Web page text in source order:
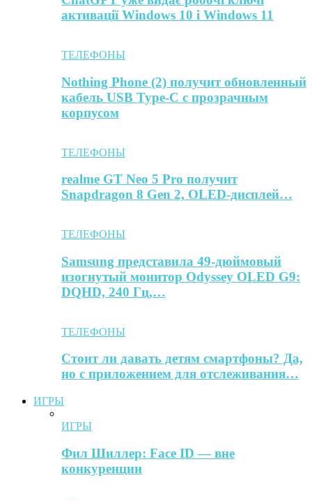
активації Windows 10 і Windows 11
ТЕЛЕФОНЫ
Nothing Phone (2) получит обновленный
кабель USB Type-C с прозрачным
корпусом
ТЕЛЕФОНЫ
realme GT Neo 5 Pro получит
Snapdragon 8 Gen 2, OLED-дисплей…
ТЕЛЕФОНЫ
Samsung представила 49-дюймовый
изогнутый монитор Odyssey OLED G9:
DQHD, 240 Гц,…
ТЕЛЕФОНЫ
Стоит ли давать детям смартфоны? Да,
но с приложением для отслеживания…
ИГРЫ
ИГРЫ
Фил Шиллер: Face ID — вне
конкуренции